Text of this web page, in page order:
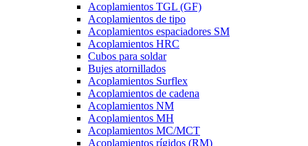
Acoplamientos TGL (GF)
Acoplamientos de tipo
Acoplamientos espaciadores SM
Acoplamientos HRC
Cubos para soldar
Bujes atornillados
Acoplamientos Surflex
Acoplamientos de cadena
Acoplamientos NM
Acoplamientos MH
Acoplamientos MC/MCT
Acoplamientos rígidos (RM)